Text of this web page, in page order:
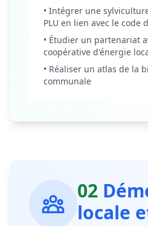
• Intégrer une
PLU en lien avec le code
• Étudier un partenariat
coopérative d'énergie
• Réaliser un atlas de la
communale
02
locale